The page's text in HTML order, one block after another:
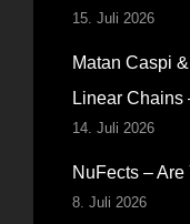
15. Juli 2026
Matan Caspi
Linear Chains
14. Juli 2026
NuFects –
8. Juli 2026